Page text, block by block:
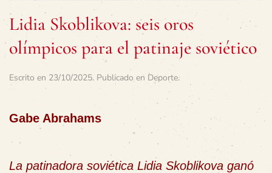
Lidia Skoblikova: seis oros
olímpicos para el patinaje soviético
Escrito en 23/10/2025. Publicado en Deporte.
Gabe Abrahams
La patinadora soviética Lidia Skoblikova ganó